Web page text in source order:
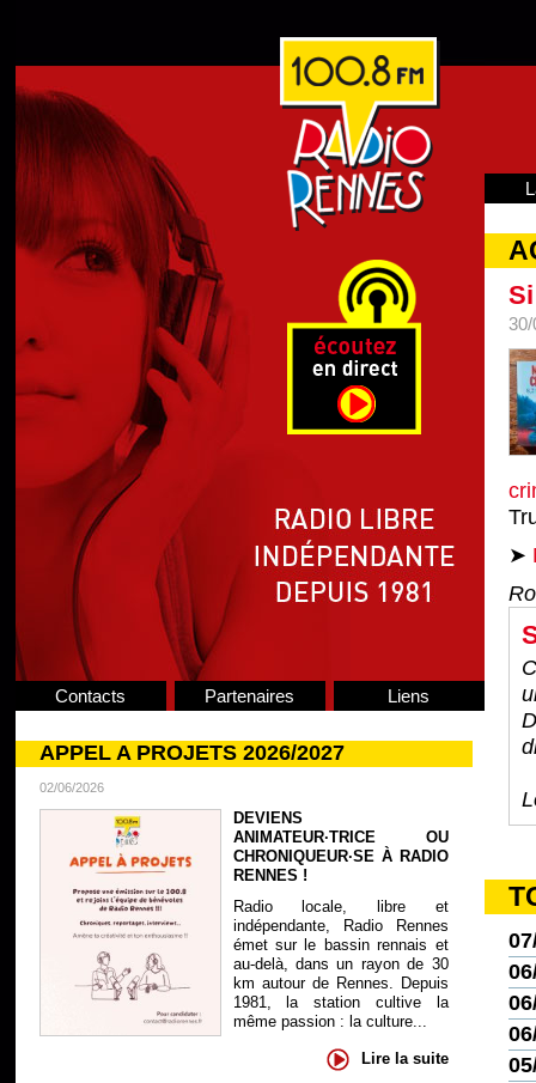
Contacts Partenaires Liens
APPEL A PROJETS 2026/2027
02/06/2026
DEVIENS
ANIMATEUR·TRICE OU
CHRONIQUEUR·SE À RADIO
RENNES !
Radio locale, libre et
indépendante, Radio Rennes
émet sur le bassin rennais et
au-delà, dans un rayon de 30
km autour de Rennes. Depuis
1981, la station cultive la
même passion : la culture...
Lire la suite
30/
➤